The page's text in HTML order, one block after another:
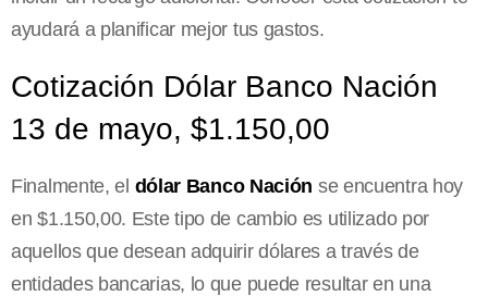
ayudará a planificar mejor tus gastos.
Cotización Dólar Banco Nación
13 de mayo, $1.150,00
Finalmente, el dólar Banco Nación se encuentra hoy
en $1.150,00. Este tipo de cambio es utilizado por
aquellos que desean adquirir dólares a través de
entidades bancarias, lo que puede resultar en una